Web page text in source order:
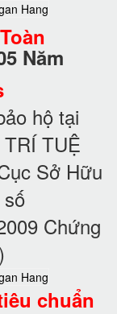
Năm
hộ tại
TUỆ
Sở Hữu
Chứng
chuẩn